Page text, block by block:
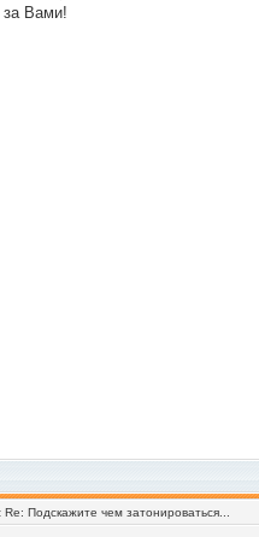
Вами!
Re: Подскажите чем затонироваться...